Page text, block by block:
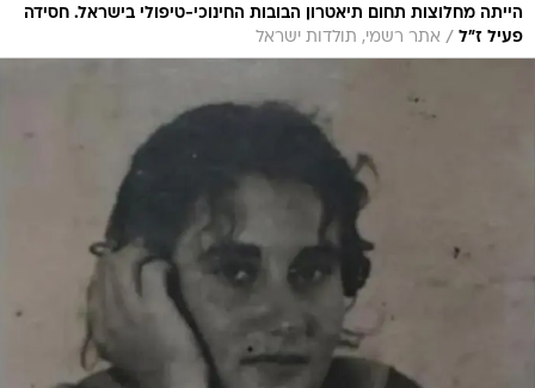
הייתה מחלוצות תחום תיאטרון הבובות החינוכי-טיפולי בישראל. חסידה
פעיל ז"ל / אתר רשמי, תולדות ישראל